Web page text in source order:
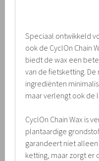
Speciaal ontwikkeld
ook de CyclOn Chain
biedt de wax een
van de fietsketting.
ingrediënten
maar verlengt ook de
CyclOn Chain Wax is
plantaardige
garandeert niet
ketting, maar zorgt er